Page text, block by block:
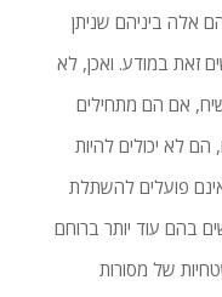
אלה ביניהם שניתן
זאת במודע. ואכן, לא
אם הם מתחילים
לא יכולים להיות
פועלים להשתלת
בהם עוד יותר ברוחם
של מסורות